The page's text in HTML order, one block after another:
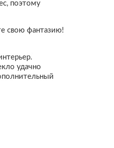
поэтому
свою фантазию!
удачно